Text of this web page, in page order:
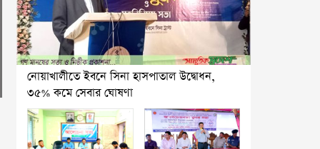
নোয়াখালীতে ইবনে সিনা হাসপাতাল উদ্বোধন,
৩৫% কমে সেবার ঘোষণা